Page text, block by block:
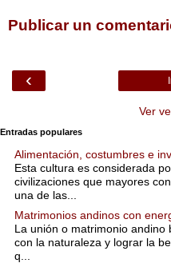
Publicar un
‹
Ver
Entradas populares
Alimentación, costumbres e
Esta cultura es considerada
civilizaciones que mayores
una de las...
Matrimonios andinos con
La unión o matrimonio andino
con la naturaleza y lograr la
q...